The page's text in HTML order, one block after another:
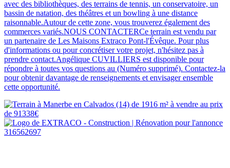
avec des bibliothèques, des terrains de tennis, un conservatoire, un
bassin de natation, des théâtres et un bowling à une distance
raisonnable.Autour de cette zone, vous trouverez également des
commerces variés.NOUS CONTACTERCe terrain est vendu par
un partenaire de Les Maisons Extraco Pont-l'Évêque. Pour plus
d'informations ou pour concrétiser votre projet, n'hésitez pas à
prendre contact.Angélique CUVILLIERS est disponible pour
répondre à toutes vos questions au (Numéro supprimé). Contactez-la
pour obtenir davantage de renseignements et envisager ensemble
cette opportunité.